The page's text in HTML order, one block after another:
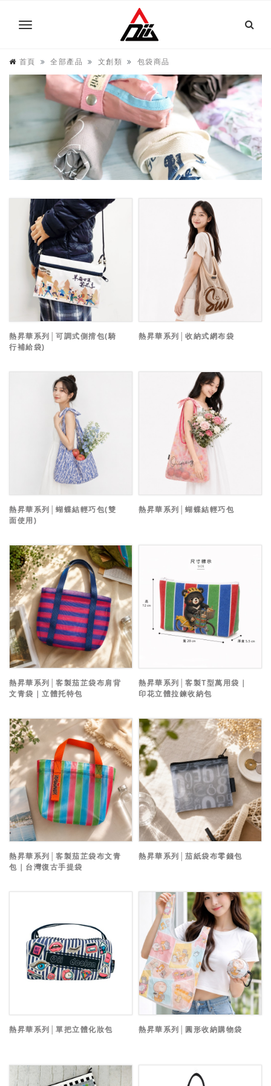
首頁 全部產品 文創類 包袋商品
熱昇華系列│可調式側揹包(騎
行補給袋)
熱昇華系列│收納式網布袋
熱昇華系列│蝴蝶結輕巧包(雙
面使用)
熱昇華系列│蝴蝶結輕巧包
熱昇華系列│客製茄芷袋布肩背
文青袋｜立體托特包
熱昇華系列│客製T型萬用袋｜
印花立體拉鍊收納包
熱昇華系列│客製茄芷袋布文青
包｜台灣復古手提袋
熱昇華系列│茄紙袋布零錢包
熱昇華系列│單把立體化妝包 熱昇華系列│圓形收納購物袋